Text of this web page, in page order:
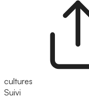
cultures
Suivi